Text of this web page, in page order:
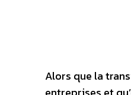
Alors que la